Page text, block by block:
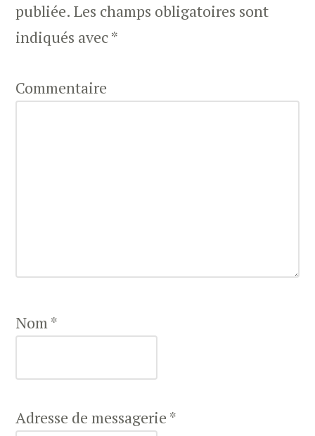
publiée. Les champs obligatoires sont
indiqués avec*
Commentaire
Nom*
Adresse de messagerie *